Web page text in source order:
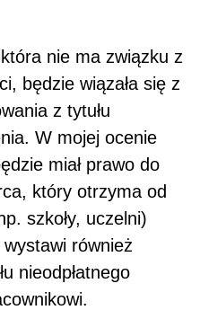
nie ma związku z
będzie wiązała się z
z tytułu
W mojej ocenie
miał prawo do
który otrzyma od
szkoły, uczelni)
również
nieodpłatnego